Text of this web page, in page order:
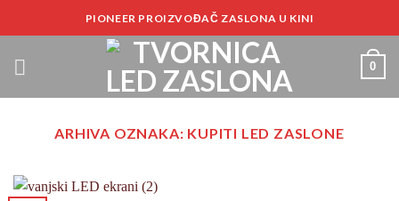
na
PIONEER PROIZVOĐAČ ZASLONA U KINI
0
ARHIVA OZNAKA: KUPITI LED ZASLONE